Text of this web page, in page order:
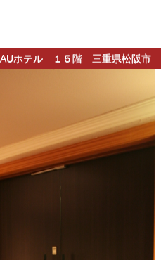
ホテル １５階 三重県松阪市